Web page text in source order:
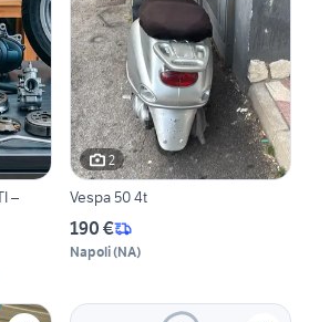
–
2
Vespa 50 4t
190 €
Napoli(NA)